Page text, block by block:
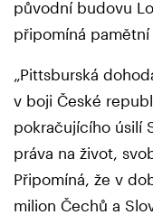
původní budovu
připomíná pamětní
„Pittsburská
v boji České
pokračujícího úsilí
práva na život,
Připomíná, že v
milion Čechů a